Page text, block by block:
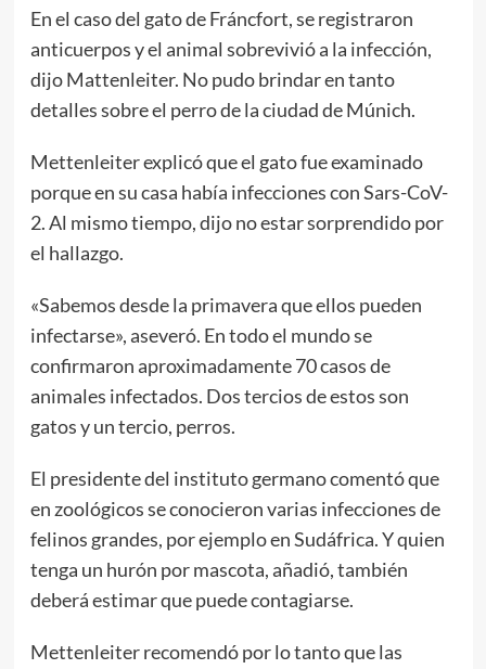
En el caso del gato de Fráncfort, se registraron
anticuerpos y el animal sobrevivió a la infección,
dijo Mattenleiter. No pudo brindar en tanto
detalles sobre el perro de la ciudad de Múnich.
Mettenleiter explicó que el gato fue examinado
porque en su casa había infecciones con Sars-CoV-
2. Al mismo tiempo, dijo no estar sorprendido por
el hallazgo.
«Sabemos desde la primavera que ellos pueden
infectarse», aseveró. En todo el mundo se
confirmaron aproximadamente 70 casos de
animales infectados. Dos tercios de estos son
gatos y un tercio, perros.
El presidente del instituto germano comentó que
en zoológicos se conocieron varias infecciones de
felinos grandes, por ejemplo en Sudáfrica. Y quien
tenga un hurón por mascota, añadió, también
deberá estimar que puede contagiarse.
Mettenleiter recomendó por lo tanto que las